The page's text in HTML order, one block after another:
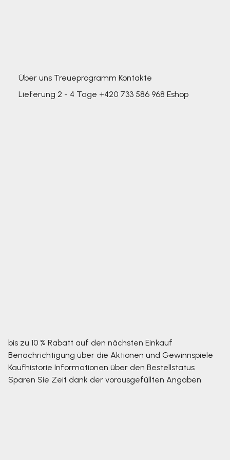
Über uns Treueprogramm Kontakte
Lieferung 2 - 4 Tage +420 733 586 968 Eshop
bis zu 10 % Rabatt auf den nächsten Einkauf
Benachrichtigung über die Aktionen und Gewinnspiele
Kaufhistorie Informationen über den Bestellstatus
Sparen Sie Zeit dank der vorausgefüllten Angaben